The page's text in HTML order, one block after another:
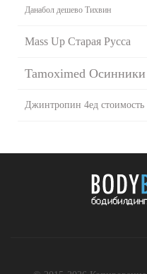
Данабол дешево Тихвин
Mass Up Старая Русса
Tamoximed Осинники
Джинтропин 4ед